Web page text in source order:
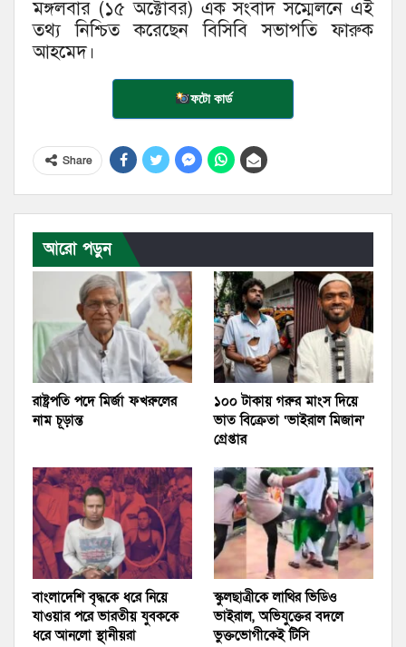
মঙ্গলবার (১৫ অক্টোবর) এক সংবাদ সম্মেলনে এই
তথ্য নিশ্চিত করেছেন বিসিবি সভাপতি ফারুক
আহমেদ।
ফটো কার্ড
Share
আরো পড়ুন
রাষ্ট্রপতি পদে মির্জা ফখরুলের
নাম চূড়ান্ত
১০০ টাকায় গরুর মাংস দিয়ে
ভাত বিক্রেতা ‘ভাইরাল মিজান’
গ্রেপ্তার
বাংলাদেশি বৃদ্ধকে ধরে নিয়ে
যাওয়ার পরে ভারতীয় যুবককে
ধরে আনলো স্থানীয়রা
স্কুলছাত্রীকে লাথির ভিডিও
ভাইরাল, অভিযুক্তের বদলে
ভুক্তভোগীকেই টিসি